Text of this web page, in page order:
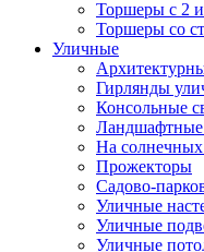
Торшеры с 2
Торшеры со
Уличные
Гирлянды
Консольные
Ландшафтные
На солнечных
Прожекторы
Садово-
Уличные
Уличные
Уличные